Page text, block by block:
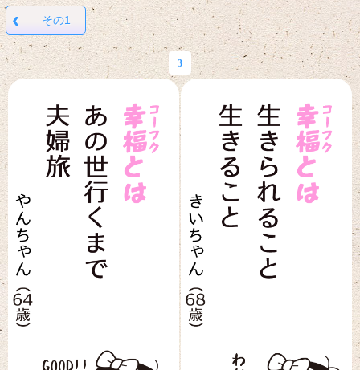
‹ その1
3